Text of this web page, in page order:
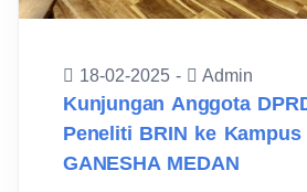
18-02-2025 - Admin
Kunjungan Anggota
Peneliti BRIN ke Kampus
GANESHA MEDAN